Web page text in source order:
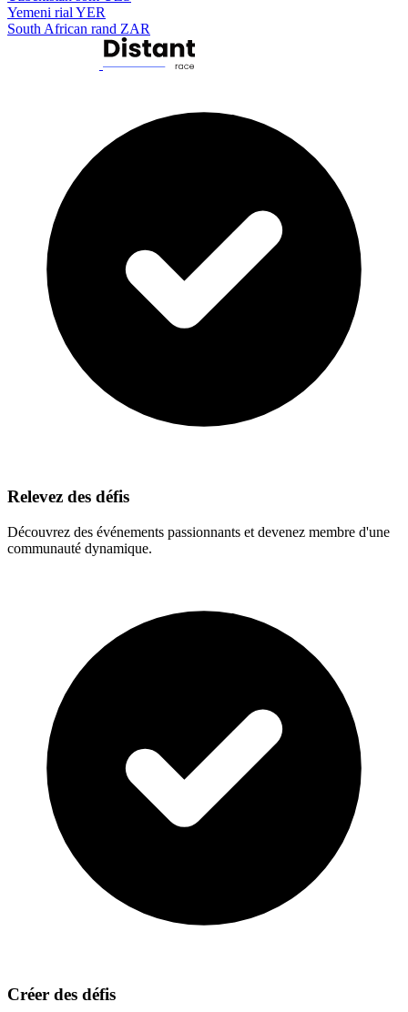
Yemeni rial YER
South African rand ZAR
Relevez des défis
Découvrez des événements passionnants et devenez membre d'une
communauté dynamique.
Créer des défis